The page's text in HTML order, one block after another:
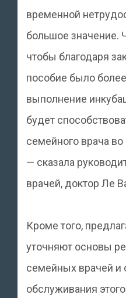
временной
большое значение.
чтобы благодаря
пособие было
выполнение
будет
семейного врача во
— сказала
врачей, доктор Ле
Кроме того,
уточняют основы
семейных врачей и
обслуживания